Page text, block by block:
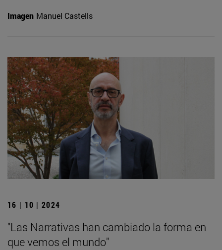
Imagen Manuel Castells
16 | 10 | 2024
"Las Narrativas han cambiado la forma en
que vemos el mundo"